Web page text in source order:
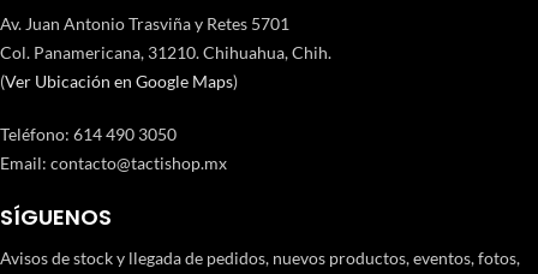
Av. Juan Antonio Trasviña y Retes 5701
Col. Panamericana, 31210. Chihuahua, Chih.
(Ver Ubicación en Google Maps)
Teléfono: 614 490 3050
Email: contacto@tactishop.mx
SÍGUENOS
Avisos de stock y llegada de pedidos, nuevos productos, eventos, fotos,